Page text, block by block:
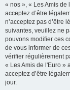
« nos », « Les Amis de
acceptez d’être
n’acceptez pas d’être
suivantes, veuillez ne
pouvons modifier ces
de vous informer de
vérifier régulièrement
« Les Amis de l'Euro »
acceptez d’être
jour.